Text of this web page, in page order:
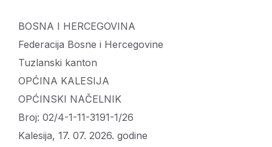
BOSNA I HERCEGOVINA
Federacija Bosne i Hercegovine
Tuzlanski kanton
OPĆINA KALESIJA
OPĆINSKI NAČELNIK
Broj: 02/4-1-11-3191-1/26
Kalesija, 17. 07. 2026. godine